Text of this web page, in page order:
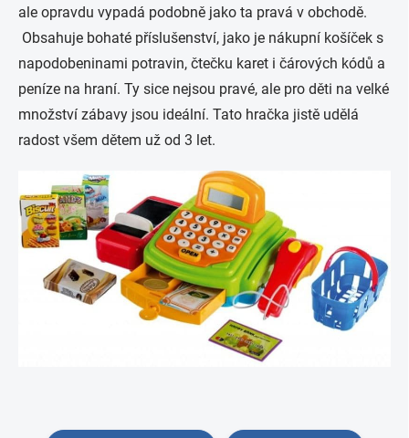
ale opravdu vypadá podobně jako ta pravá v obchodě.
Obsahuje bohaté příslušenství, jako je nákupní košíček s
napodobeninami potravin, čtečku karet i čárových kódů a
peníze na hraní. Ty sice nejsou pravé, ale pro děti na velké
množství zábavy jsou ideální. Tato hračka jistě udělá
radost všem dětem už od 3 let.